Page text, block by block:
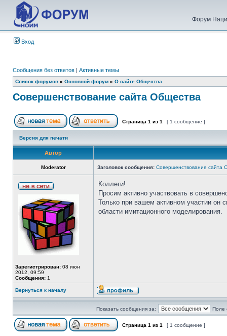
Форум
Вход
Сообщения без ответов | Активные темы
Список форумов » Основной форум » О сайте Общества
Совершенствование сайта Общества
Страница 1 из 1 [ 1 сообщение ]
Версия для печати
Автор
Moderator Заголовок сообщения: Совершенствование сайта
Зарегистрирован: 08 июн
2012, 09:59
Сообщения: 1
Коллеги!
Просим активно участвовать в
Только при вашем активном участии он
области имитационного моделирования.
Вернуться к началу
Показать сообщения за: Поле
Страница 1 из 1 [ 1 сообщение ]